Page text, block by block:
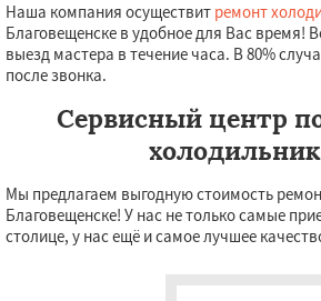
Наша компания осуществит ремонт
Благовещенске в удобное для Вас время!
выезд мастера в течение часа. В 80%
после звонка.
Сервисный центр
Мы предлагаем выгодную стоимость
Благовещенске! У нас не только самые
столице, у нас ещё и самое лучшее